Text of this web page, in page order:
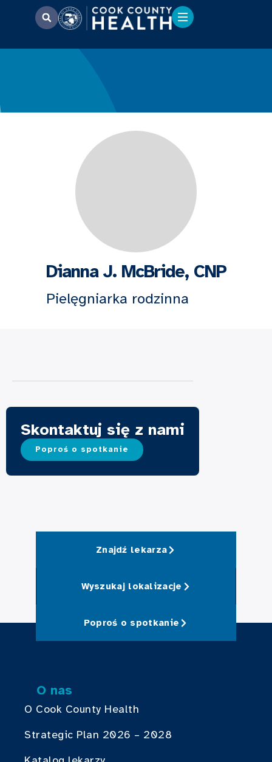
Dianna J. McBride, CNP
Pielęgniarka rodzinna
Skontaktuj się z nami
Poproś o spotkanie
Znajdź lekarza
Wyszukaj lokalizacje
Poproś o spotkanie
O nas
O Cook County Health
Strategic Plan 2026 – 2028